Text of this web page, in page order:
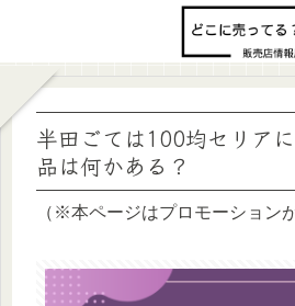
半田ごては100均セリア
品は何かある？
（※本ページはプロモーション